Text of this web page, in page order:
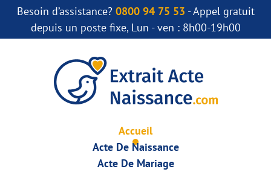
Besoin d’assistance? 0800 94 75 53 - Appel gratuit
depuis un poste fixe, Lun - ven : 8h00-19h00
Accueil
Acte De Naissance
Acte De Mariage